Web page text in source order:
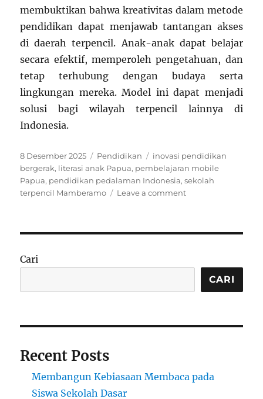
membuktikan bahwa kreativitas dalam metode
pendidikan dapat menjawab tantangan akses
di daerah terpencil. Anak-anak dapat belajar
secara efektif, memperoleh pengetahuan, dan
tetap terhubung dengan budaya serta
lingkungan mereka. Model ini dapat menjadi
solusi bagi wilayah terpencil lainnya di
Indonesia.
Posted
on
8 Desember 2025 Categories
Pendidikan Tags
inovasi pendidikan
bergerak, literasi anak Papua, pembelajaran mobile
Papua, pendidikan pedalaman Indonesia,sekolah
terpencil Mamberamo
Leave a commenton
Raya:
Inovasi
Pendidikan
Terpencil
Cari
CARI
Recent Posts
Membangun Kebiasaan Membaca pada
Siswa Sekolah Dasar